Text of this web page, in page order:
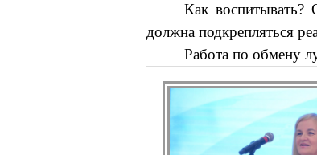
Как воспитывать?
должна подкрепляться
Работа по обмену